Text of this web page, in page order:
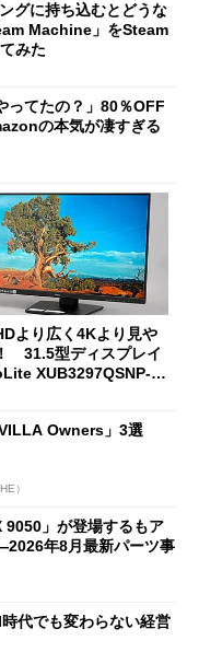
グに持ち込むとどうな
Machine」をSteam
みた
ってたの？」80％OFF
の本気が凄すぎる
より広く4Kより見や
31.5型ディスプレイ
XUB3297QSNP-B
Owners」3選
）
」が登場するもア
年8月最新パーツ事
時代でも変わらない経営